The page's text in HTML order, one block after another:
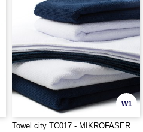
W1
Towel city TC017 - MIKROFASER